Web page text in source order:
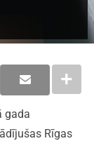
gada
Rīgas